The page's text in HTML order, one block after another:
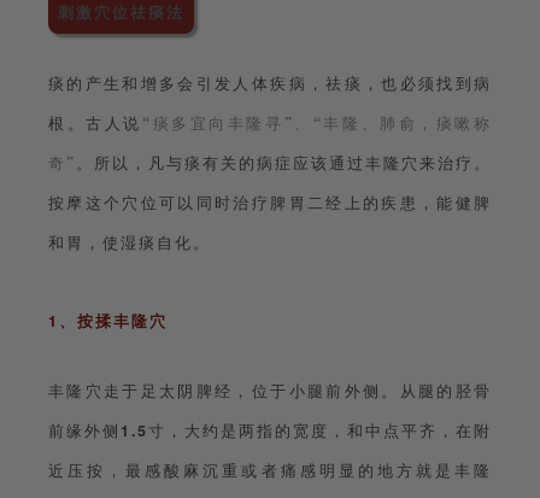
刺激穴位祛痰法
痰的产生和增多会引发人体疾病，祛痰，也必须找到病
根。古人说 “ 痰多宜向丰隆寻 ” 、 “丰隆、肺俞，痰嗽称
奇 ”。所以，凡与痰有关的病症应该通过丰隆穴来治疗。
按摩这个穴位可以同时治疗脾胃二经上的疾患，能健脾
和胃，使湿痰自化。
1、按揉丰隆穴
丰隆穴走于足太阴脾经，位于小腿前外侧。从腿的胫骨
前缘外侧 1.5寸，大约是两指的宽度，和中点平齐，在附
近压按，最感酸麻沉重或者痛感明显的地方就是丰隆